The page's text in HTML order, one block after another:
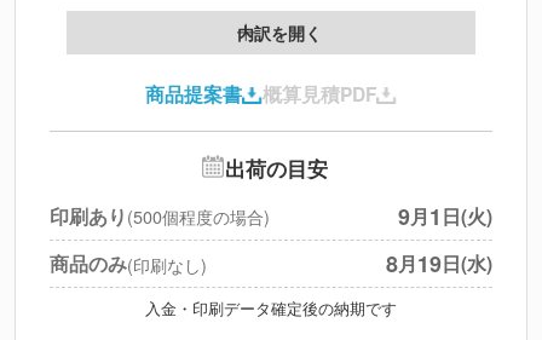
製版代
印刷代
北海道・沖縄・離島 別途
円
※上記小計は税別です
内訳を開く
商品提案書 概算見積PDF
出荷の目安
印刷あり (500個程度の場合) 9月1 日(火)
商品のみ(印刷なし) 8月19日(水)
入金・印刷データ確定後の納期です